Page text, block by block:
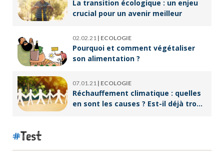
La transition écologique : un enjeu
crucial pour un avenir meilleur
02.02.21 | ECOLOGIE
Pourquoi et comment végétaliser
son alimentation ?
07.01.21 | ECOLOGIE
Réchauffement climatique : quelles
en sont les causes ? Est-il déjà trop
Test